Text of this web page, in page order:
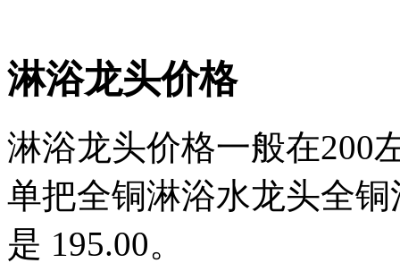
淋浴龙头价格
淋浴龙头价格一般在200
单把全铜淋浴水龙头全
是 195.00。